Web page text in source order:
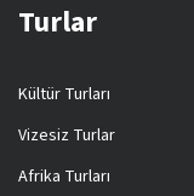
Turlar
Kültür Turları
Vizesiz Turlar
Afrika Turları